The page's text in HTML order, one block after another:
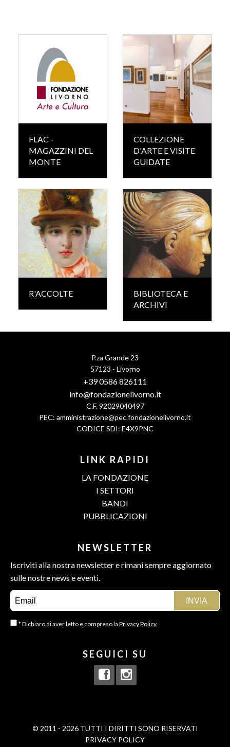
FLAC -
MAGAZZINI DEL
MONTE
COLLEZIONE
D'ARTE E VISITE
GUIDATE
R'ACCOLTE
BIBLIOTECA E
ARCHIVI
P.za Grande 23
57123 - Livorno
+39 0586 826111
info@fondazionelivorno.it
C.F. 92029040497
PEC: amministrazione@pec.fondazionelivorno.it
CODICE SDI: E4X9PNC
LINK RAPIDI
LA FONDAZIONE
I SETTORI
BANDI
PUBBLICAZIONI
NEWSLETTER
Iscriviti alla nostra newsletter e rimani sempre aggiornato
sulle nostre news e eventi.
* Dichiaro di aver letto e compreso la Privacy Policy
SEGUICI SU
© 2011 - 2026 TUTTI I DIRITTI SONO RISERVATI
PRIVACY POLICY